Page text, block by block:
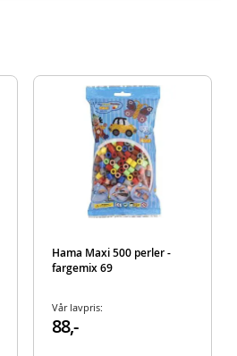
Hama Maxi 500 perler -
fargemix 69
Vår lavpris:
88,-